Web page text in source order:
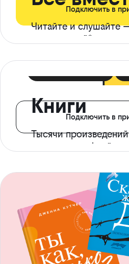
Читайте и слушайте
ограничений*
Подключить в
Книги
Тысячи произведений
с доступом офлайн
Подключить в